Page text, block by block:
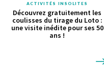
ACTIVITÉS INSOLITES
Découvrez gratuitement les
coulisses du tirage du Loto :
une visite inédite pour ses 50
ans !